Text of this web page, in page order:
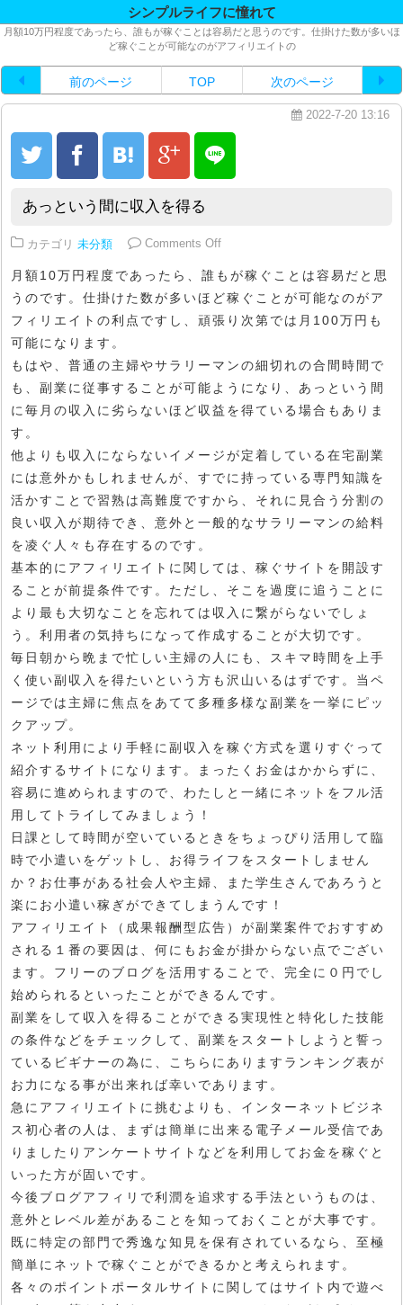
シンプルライフに憧れて
月額10万円程度であったら、誰もが稼ぐことは容易だと思うのです。仕掛けた数が多いほ
ど稼ぐことが可能なのがアフィリエイトの
前のページ TOP 次のページ
2022-7-20 13:16
あっという間に収入を得る
カテゴリ 未分類 Comments Offon あっという間に収入を得る
月額10万円程度であったら、誰もが稼ぐことは容易だと思
うのです。仕掛けた数が多いほど稼ぐことが可能なのがア
フィリエイトの利点ですし、頑張り次第では月100万円も
可能になります。
もはや、普通の主婦やサラリーマンの細切れの合間時間で
も、副業に従事することが可能ようになり、あっという間
に毎月の収入に劣らないほど収益を得ている場合もありま
す。
他よりも収入にならないイメージが定着している在宅副業
には意外かもしれませんが、すでに持っている専門知識を
活かすことで習熟は高難度ですから、それに見合う分割の
良い収入が期待でき、意外と一般的なサラリーマンの給料
を凌ぐ人々も存在するのです。
基本的にアフィリエイトに関しては、稼ぐサイトを開設す
ることが前提条件です。ただし、そこを過度に追うことに
より最も大切なことを忘れては収入に繋がらないでしょ
う。利用者の気持ちになって作成することが大切です。
毎日朝から晩まで忙しい主婦の人にも、スキマ時間を上手
く使い副収入を得たいという方も沢山いるはずです。当ペ
ージでは主婦に焦点をあてて多種多様な副業を一挙にピッ
クアップ。
ネット利用により手軽に副収入を稼ぐ方式を選りすぐって
紹介するサイトになります。まったくお金はかからずに、
容易に進められますので、わたしと一緒にネットをフル活
用してトライしてみましょう！
日課として時間が空いているときをちょっぴり活用して臨
時で小遣いをゲットし、お得ライフをスタートしません
か？お仕事がある社会人や主婦、また学生さんであろうと
楽にお小遣い稼ぎができてしまうんです！
アフィリエイト（成果報酬型広告）が副業案件でおすすめ
される１番の要因は、何にもお金が掛からない点でござい
ます。フリーのブログを活用することで、完全に０円でし
始められるといったことができるんです。
副業をして収入を得ることができる実現性と特化した技能
の条件などをチェックして、副業をスタートしようと誓っ
ているビギナーの為に、こちらにありますランキング表が
お力になる事が出来れば幸いであります。
急にアフィリエイトに挑むよりも、インターネットビジネ
ス初心者の人は、まずは簡単に出来る電子メール受信であ
りましたりアンケートサイトなどを利用してお金を稼ぐと
いった方が固いです。
今後ブログアフィリで利潤を追求する手法というものは、
意外とレベル差があることを知っておくことが大事です。
既に特定の部門で秀逸な知見を保有されているなら、至極
簡単にネットで稼ぐことができるかと考えられます。
各々のポイントポータルサイトに関してはサイト内で遊べ